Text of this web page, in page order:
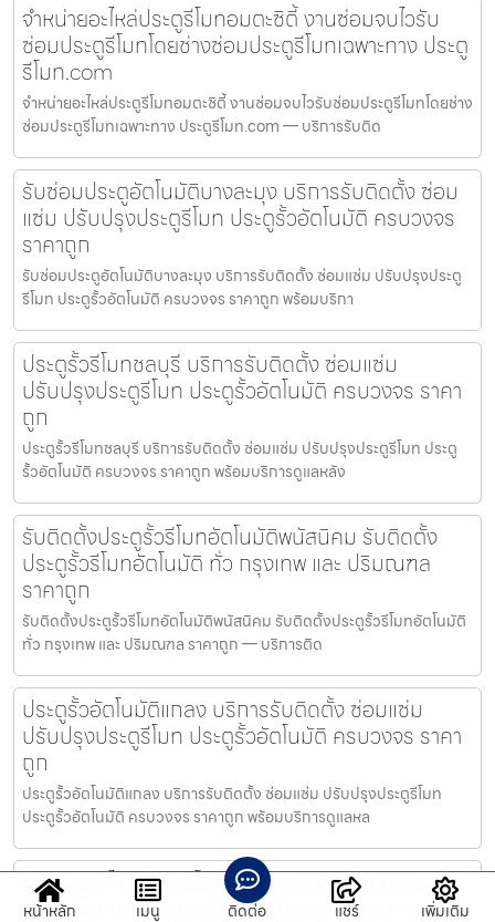
จำหน่ายอะไหล่ประตูรีโมทอมตะซิตี้ งานซ่อมจบไวรับ
ซ่อมประตูรีโมทโดยช่างซ่อมประตูรีโมทเฉพาะทาง ประตู
รีโมท.com
จำหน่ายอะไหล่ประตูรีโมทอมตะซิตี้ งานซ่อมจบไวรับซ่อมประตูรีโมทโดยช่าง
ซ่อมประตูรีโมทเฉพาะทาง ประตูรีโมท.com — บริการรับติด
รับซ่อมประตูอัตโนมัติบางละมุง บริการรับติดตั้ง ซ่อม
แซ่ม ปรับปรุงประตูรีโมท ประตูรั้วอัตโนมัติ ครบวงจร
ราคาถูก
รับซ่อมประตูอัตโนมัติบางละมุง บริการรับติดตั้ง ซ่อมแซ่ม ปรับปรุงประตู
รีโมท ประตูรั้วอัตโนมัติ ครบวงจร ราคาถูก พร้อมบริกา
ประตูรั้วรีโมทชลบุรี บริการรับติดตั้ง ซ่อมแซ่ม
ปรับปรุงประตูรีโมท ประตูรั้วอัตโนมัติ ครบวงจร ราคา
ถูก
ประตูรั้วรีโมทชลบุรี บริการรับติดตั้ง ซ่อมแซ่ม ปรับปรุงประตูรีโมท ประตู
รั้วอัตโนมัติ ครบวงจร ราคาถูก พร้อมบริการดูแลหลัง
รับติดตั้งประตูรั้วรีโมทอัตโนมัติพนัสนิคม รับติดตั้ง
ประตูรั้วรีโมทอัตโนมัติ ทั่ว กรุงเทพ และ ปริมณฑล
ราคาถูก
รับติดตั้งประตูรั้วรีโมทอัตโนมัติพนัสนิคม รับติดตั้งประตูรั้วรีโมทอัตโนมัติ
ทั่ว กรุงเทพ และ ปริมณฑล ราคาถูก — บริการติด
ประตูรั้วอัตโนมัติแกลง บริการรับติดตั้ง ซ่อมแซ่ม
ปรับปรุงประตูรีโมท ประตูรั้วอัตโนมัติ ครบวงจร ราคา
ถูก
ประตูรั้วอัตโนมัติแกลง บริการรับติดตั้ง ซ่อมแซ่ม ปรับปรุงประตูรีโมท
ประตูรั้วอัตโนมัติ ครบวงจร ราคาถูก พร้อมบริการดูแลหล
จำหน่ายอะไหล่ประตูรีโมทสวนหลวง จำหน่ายมอเตอร์
ประตูรีโมทจากร้านขายมอเตอร์ประตูรีโมทราคาส่ง
หน้าหลัก เมนู ติดต่อ แชร์ เพิ่มเติม